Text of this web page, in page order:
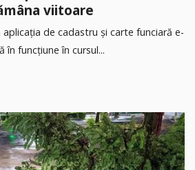
viitoare
aplicația de cadastru și carte funciară e-
în funcțiune în cursul...